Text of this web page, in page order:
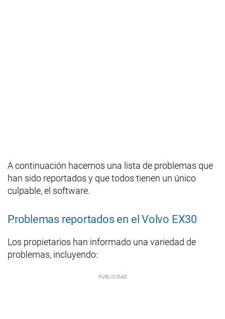
A continuación hacemos una lista de problemas que
han sido reportados y que todos tienen un único
culpable, el software.
Problemas reportados en el Volvo EX30
Los propietarios han informado una variedad de
problemas, incluyendo: